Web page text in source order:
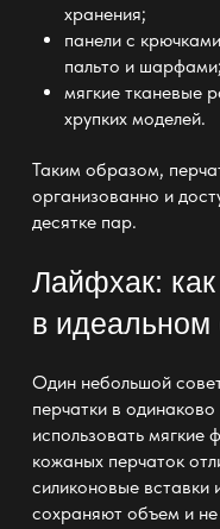
хранения;
панели с
пальто и шарфами;
мягкие тканевые
хрупких моделей.
Таким образом,
организованно и
десятке пар.
Лайфхак: как
в идеальном
Один небольшой
перчатки в
использовать
кожаных перчаток
силиконовые
сохраняют объем и не